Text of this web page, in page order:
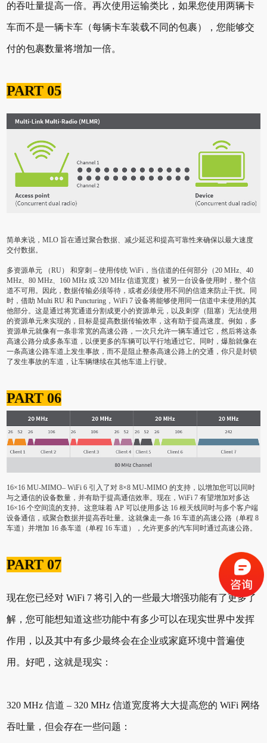
的吞吐量提高一倍。再次使用运输类比，如果您使用两辆卡
车而不是一辆卡车（每辆卡车装载不同的包裹），您能够交
付的包裹数量将增加一倍。
PART 05
简单来说，MLO 旨在通过聚合数据、减少延迟和提高可靠性来确保以最大速度
交付数据。
多资源单元 （RU） 和穿刺 – 使用传统 WiFi，当信道的任何部分（20 MHz、40
MHz、80 MHz、160 MHz 或 320 MHz 信道宽度）被另一台设备使用时，整个信
道不可用。因此，数据传输必须等待，或者必须使用不同的信道来防止干扰。同
时，借助 Multi RU 和 Puncturing，WiFi 7 设备将能够使用同一信道中未使用的其
他部分。这是通过将宽通道分割成更小的资源单元，以及刺穿（阻塞）无法使用
的资源单元来实现的，目标是提高数据传输效率，这有助于提高速度。例如，多
资源单元就像有一条非常宽的高速公路，一次只允许一辆车通过它，然后将这条
高速公路分成多条车道，以便更多的车辆可以平行地通过它。同时，爆胎就像在
一条高速公路车道上发生事故，而不是阻止整条高速公路上的交通，你只是封锁
了发生事故的车道，让车辆继续在其他车道上行驶。
PART 06
16×16 MU-MIMO– WiFi 6 引入了对 8×8 MU-MIMO 的支持，以增加您可以同时
与之通信的设备数量，并有助于提高通信效率。现在，WiFi 7 有望增加对多达
16×16 个空间流的支持。这意味着 AP 可以使用多达 16 根天线同时与多个客户端
设备通信，或聚合数据并提高吞吐量。这就像走一条 16 车道的高速公路（单程 8
车道）并增加 16 条车道（单程 16 车道），允许更多的汽车同时通过高速公路。
PART 07
现在您已经对 WiFi 7 将引入的一些最大增强功能有了更多了
解，您可能想知道这些功能中有多少可以在现实世界中发挥
作用，以及其中有多少最终会在企业或家庭环境中普遍使
用。好吧，这就是现实：
320 MHz 信道 – 320 MHz 信道宽度将大大提高您的 WiFi 网络
吞吐量，但会存在一些问题：